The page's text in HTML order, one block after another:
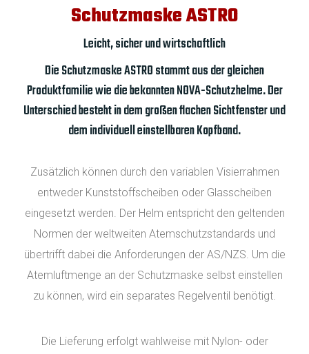
Schutzmaske ASTRO
Leicht, sicher und wirtschaftlich
Die Schutzmaske ASTRO stammt aus der gleichen
Produktfamilie wie die bekannten NOVA-Schutzhelme. Der
Unterschied besteht in dem großen flachen Sichtfenster und
dem individuell einstellbaren Kopfband.
Zusätzlich können durch den variablen Visierrahmen
entweder Kunststoffscheiben oder Glasscheiben
eingesetzt werden. Der Helm entspricht den geltenden
Normen der weltweiten Atemschutzstandards und
übertrifft dabei die Anforderungen der AS/NZS. Um die
Atemluftmenge an der Schutzmaske selbst einstellen
zu können, wird ein separates Regelventil benötigt.
Die Lieferung erfolgt wahlweise mit Nylon- oder